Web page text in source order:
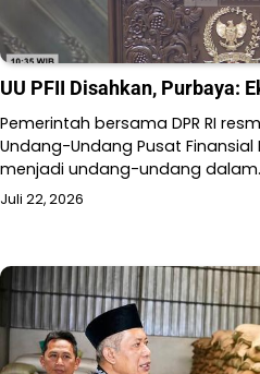
UU PFII Disahkan, Purbaya:
Pemerintah bersama DPR RI
Undang-Undang Pusat
menjadi undang-undang
Juli 22, 2026